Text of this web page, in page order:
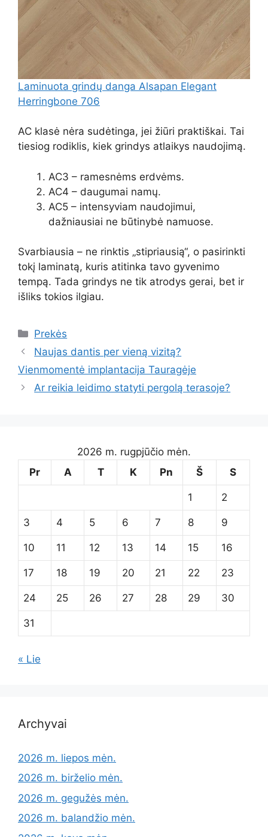
Laminuota grindų danga Alsapan Elegant
Herringbone 706
AC klasė nėra sudėtinga, jei žiūri praktiškai. Tai
tiesiog rodiklis, kiek grindys atlaikys naudojimą.
AC3 – ramesnėms erdvėms.
AC4 – daugumai namų.
AC5 – intensyviam naudojimui,
dažniausiai ne būtinybė namuose.
Svarbiausia – ne rinktis „stipriausią“, o pasirinkti
tokį laminatą, kuris atitinka tavo gyvenimo
tempą. Tada grindys ne tik atrodys gerai, bet ir
išliks tokios ilgiau.
Kategorijos
Prekės
Naujas dantis per vieną vizitą?
Vienmomentė implantacija Tauragėje
Ar reikia leidimo statyti pergolą terasoje?
2026 m. rugpjūčio mėn.
Pr
A T K Pn Š S
1 2
3 4 5 6 7 8 9
10 11 12 13 14 15 16
17 18 19 20 21 22 23
24 25 26 27 28 29 30
31
« Lie
Archyvai
2026 m. liepos mėn.
2026 m. birželio mėn.
2026 m. gegužės mėn.
2026 m. balandžio mėn.